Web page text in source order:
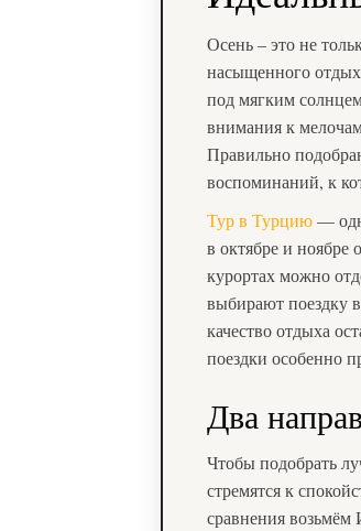
Осень – это не
насыщенного
под мягким
внимания к
Правильно
воспоминаний, к
Тур в Турцию—
в октябре и ноябре
курортах можно
выбирают поездку
качество отдыха
поездки особенно
Два
Чтобы подобрать
стремятся к
сравнения